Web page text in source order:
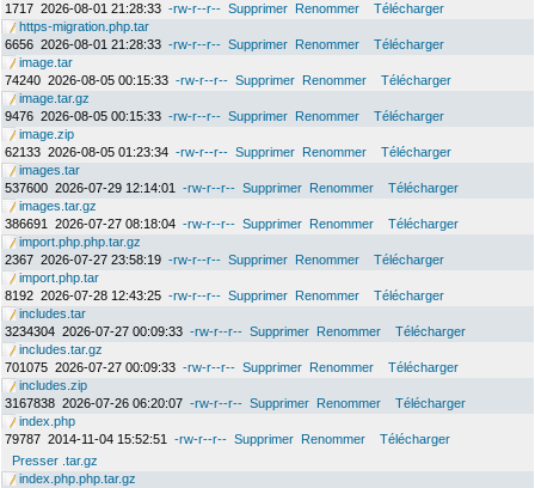
1717 2026-08-01 21:28:33 -rw-r--r-- Supprimer Renommer
Télécharger
https-migration.php.tar
6656 2026-08-01 21:28:33 -rw-r--r-- Supprimer Renommer
Télécharger
image.tar
74240 2026-08-05 00:15:33 -rw-r--r-- Supprimer Renommer
Télécharger
image.tar.gz
9476 2026-08-05 00:15:33 -rw-r--r-- Supprimer Renommer
Télécharger
image.zip
62133 2026-08-05 01:23:34 -rw-r--r-- Supprimer Renommer
Télécharger
images.tar
537600 2026-07-29 12:14:01 -rw-r--r-- Supprimer Renommer
Télécharger
images.tar.gz
386691
2026-07-27 08:18:04 -rw-r--r-- Supprimer Renommer
Télécharger
import.php.php.tar.gz
2367 2026-07-27 23:58:19 -rw-r--r-- Supprimer Renommer
Télécharger
import.php.tar
8192 2026-07-28 12:43:25 -rw-r--r-- Supprimer Renommer
Télécharger
includes.tar
3234304 2026-07-27 00:09:33 -rw-r--r-- Supprimer Renommer
Télécharger
includes.tar.gz
701075 2026-07-27 00:09:33 -rw-r--r-- Supprimer Renommer
Télécharger
includes.zip
3167838 2026-07-26 06:20:07 -rw-r--r-- Supprimer Renommer
Télécharger
index.php
79787 2014-11-04 15:52:51 -rw-r--r-- Supprimer Renommer
Télécharger
Presser .tar.gz
index.php.php.tar.gz